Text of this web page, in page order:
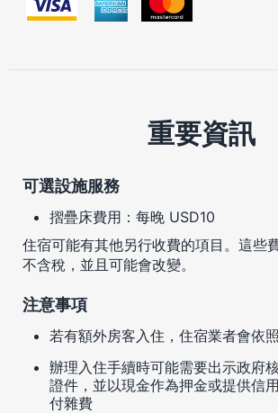
重要資訊
可選設施服務
摺疊床費用：每晚 USD10
住宿可能有其他另行收費的項目。這些
不含稅，並且可能會改變。
注意事項
若有額外房客入住，住宿業者會依
辦理入住手續時可能需要出示政府
證件，並以現金作為押金或提供信
付雜費